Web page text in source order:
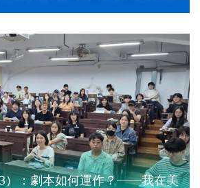
）：劇本如何運作？——我在美